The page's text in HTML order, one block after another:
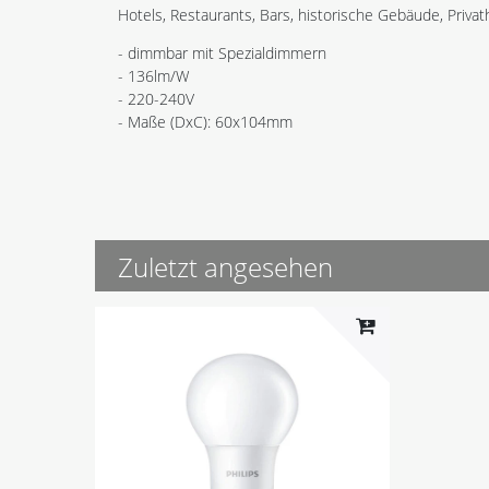
Hotels, Restaurants, Bars, historische Gebäude,
- dimmbar mit Spezialdimmern
- 136lm/W
- 220-240V
- Maße (DxC): 60x104mm
Zuletzt angesehen